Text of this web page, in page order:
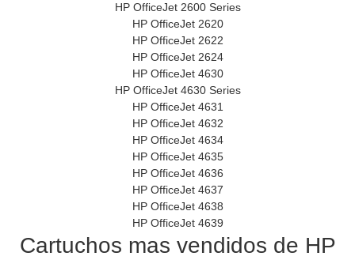
HP OfficeJet 2600 Series
HP OfficeJet 2620
HP OfficeJet 2622
HP OfficeJet 2624
HP OfficeJet 4630
HP OfficeJet 4630 Series
HP OfficeJet 4631
HP OfficeJet 4632
HP OfficeJet 4634
HP OfficeJet 4635
HP OfficeJet 4636
HP OfficeJet 4637
HP OfficeJet 4638
HP OfficeJet 4639
Cartuchos mas vendidos de HP